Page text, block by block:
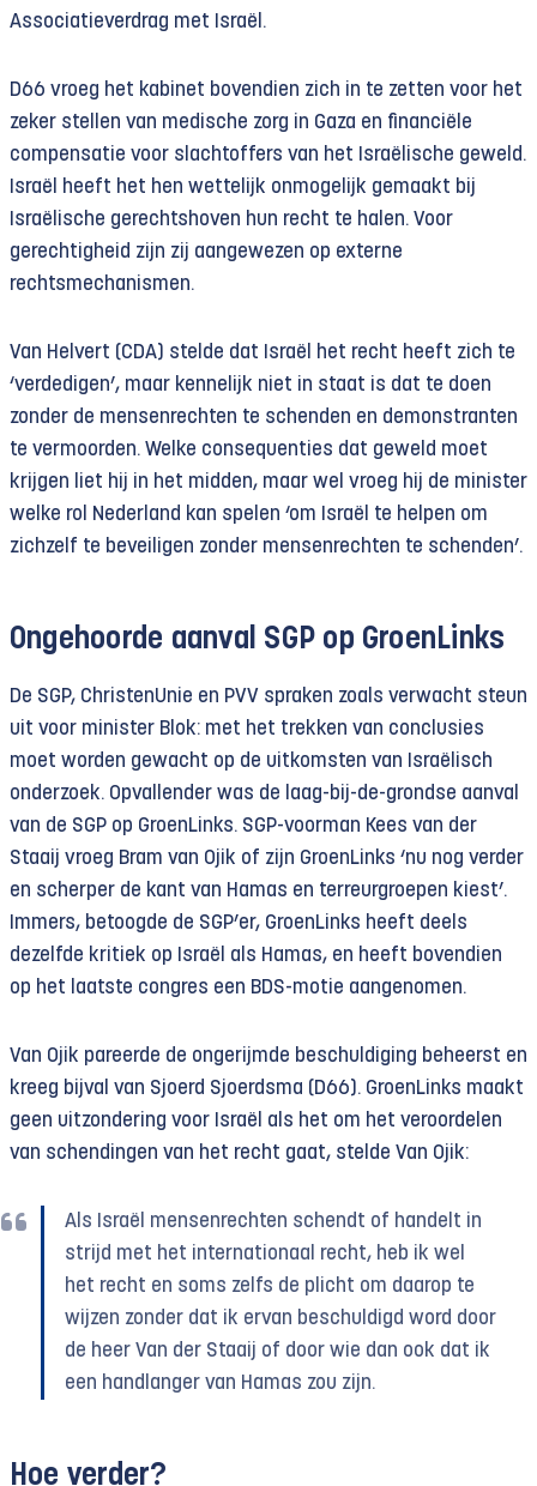
Associatieverdrag met Israël.
D66 vroeg het kabinet bovendien zich in te zetten voor het
zeker stellen van medische zorg in Gaza en financiële
compensatie voor slachtoffers van het Israëlische geweld.
Israël heeft het hen wettelijk onmogelijk gemaakt bij
Israëlische gerechtshoven hun recht te halen. Voor
gerechtigheid zijn zij aangewezen op externe
rechtsmechanismen.
Van Helvert (CDA) stelde dat Israël het recht heeft zich te
‘verdedigen’, maar kennelijk niet in staat is dat te doen
zonder de mensenrechten te schenden en demonstranten
te vermoorden. Welke consequenties dat geweld moet
krijgen liet hij in het midden, maar wel vroeg hij de minister
welke rol Nederland kan spelen ‘om Israël te helpen om
zichzelf te beveiligen zonder mensenrechten te schenden’.
Ongehoorde aanval SGP op GroenLinks
De SGP, ChristenUnie en PVV spraken zoals verwacht steun
uit voor minister Blok: met het trekken van conclusies
moet worden gewacht op de uitkomsten van Israëlisch
onderzoek. Opvallender was de laag-bij-de-grondse aanval
van de SGP op GroenLinks. SGP-voorman Kees van der
Staaij vroeg Bram van Ojik of zijn GroenLinks ‘nu nog verder
en scherper de kant van Hamas en terreurgroepen kiest’.
Immers, betoogde de SGP’er, GroenLinks heeft deels
dezelfde kritiek op Israël als Hamas, en heeft bovendien
op het laatste congres een BDS-motie aangenomen.
Van Ojik pareerde de ongerijmde beschuldiging beheerst en
kreeg bijval van Sjoerd Sjoerdsma (D66). GroenLinks maakt
geen uitzondering voor Israël als het om het veroordelen
van schendingen van het recht gaat, stelde Van Ojik:
Als Israël mensenrechten schendt of handelt in
strijd met het internationaal recht, heb ik wel
het recht en soms zelfs de plicht om daarop te
wijzen zonder dat ik ervan beschuldigd word door
de heer Van der Staaij of door wie dan ook dat ik
een handlanger van Hamas zou zijn.
Hoe verder?